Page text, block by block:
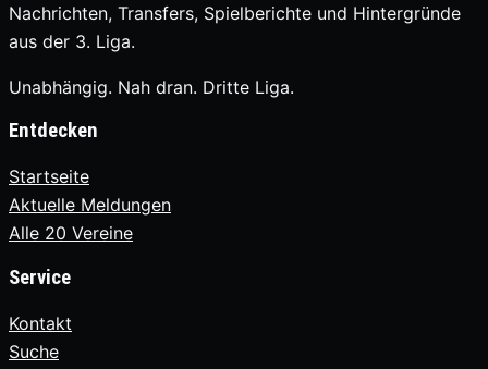
Nachrichten, Transfers, Spielberichte und Hintergründe
aus der 3. Liga.
Unabhängig. Nah dran. Dritte Liga.
Entdecken
Startseite
Aktuelle Meldungen
Alle 20 Vereine
Service
Kontakt
Suche